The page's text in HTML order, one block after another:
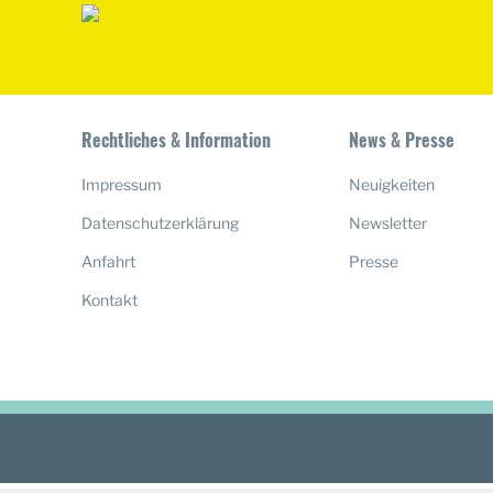
Rechtliches & Information
Impressum
Datenschutzerklärung
Anfahrt
Kontakt
News & Presse
Neuigkeiten
Newsletter
Presse